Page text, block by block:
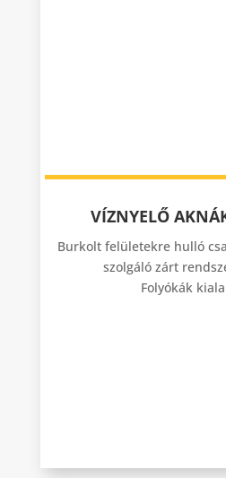
VÍZNYELŐ
Burkolt felületekre hulló
szolgáló zárt
Folyókák